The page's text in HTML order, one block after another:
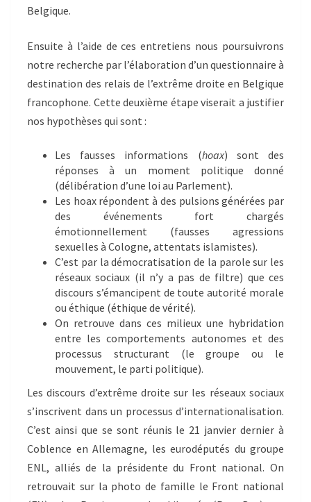
Belgique.
Ensuite à l’aide de ces entretiens nous poursuivrons
notre recherche par l’élaboration d’un questionnaire à
destination des relais de l’extrême droite en Belgique
francophone. Cette deuxième étape viserait a justifier
nos hypothèses qui sont :
Les fausses informations (hoax) sont des
réponses à un moment politique donné
(délibération d’une loi au Parlement).
Les hoax répondent à des pulsions générées par
des événements fort chargés
émotionnellement (fausses agressions
sexuelles à Cologne, attentats islamistes).
C’est par la démocratisation de la parole sur les
réseaux sociaux (il n’y a pas de filtre) que ces
discours s’émancipent de toute autorité morale
ou éthique (éthique de vérité).
On retrouve dans ces milieux une hybridation
entre les comportements autonomes et des
processus structurant (le groupe ou le
mouvement, le parti politique).
Les discours d’extrême droite sur les réseaux sociaux
s’inscrivent dans un processus d’internationalisation.
C’est ainsi que se sont réunis le 21 janvier dernier à
Coblence en Allemagne, les eurodéputés du groupe
ENL, alliés de la présidente du Front national. On
retrouvait sur la photo de famille le Front national